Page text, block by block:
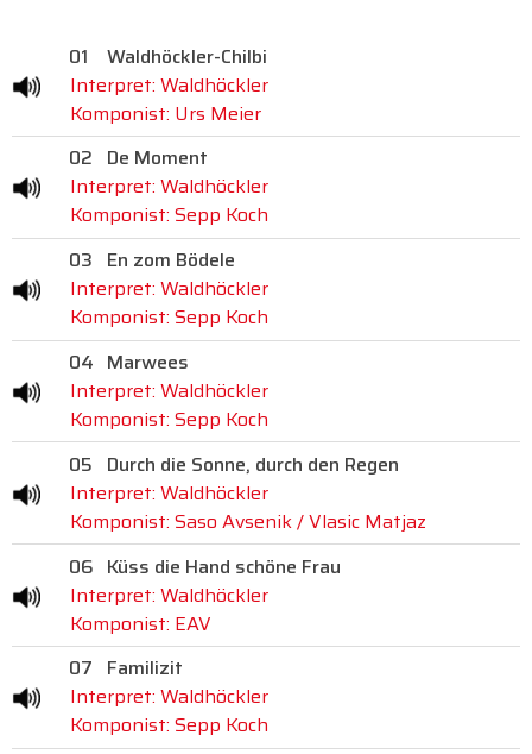
01
Waldhöckler-Chilbi
Interpret: Waldhöckler
Komponist: Urs Meier
02 De Moment
Interpret: Waldhöckler
Komponist: Sepp Koch
03 En zom Bödele
Interpret: Waldhöckler
Komponist: Sepp Koch
04 Marwees
Interpret: Waldhöckler
Komponist: Sepp Koch
05 Durch die Sonne, durch den Regen
Interpret: Waldhöckler
Komponist: Saso Avsenik / Vlasic Matjaz
06 Küss die Hand schöne Frau
Interpret: Waldhöckler
Komponist: EAV
07 Familizit
Interpret: Waldhöckler
Komponist: Sepp Koch